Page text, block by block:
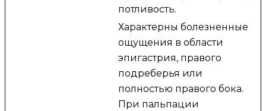
потливость.
Характерны болезненные
ощущения в области
эпигастрия, правого
подреберья или
полностью правого бока.
При пальпации